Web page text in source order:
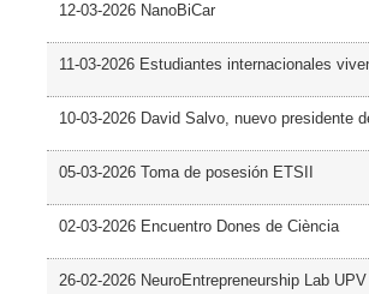
12-03-2026 NanoBiCar
11-03-2026 Estudiantes internacionales
10-03-2026 David Salvo, nuevo presidente
05-03-2026 Toma de posesión ETSII
02-03-2026 Encuentro Dones de Ciència
26-02-2026 NeuroEntrepreneurship Lab UPV